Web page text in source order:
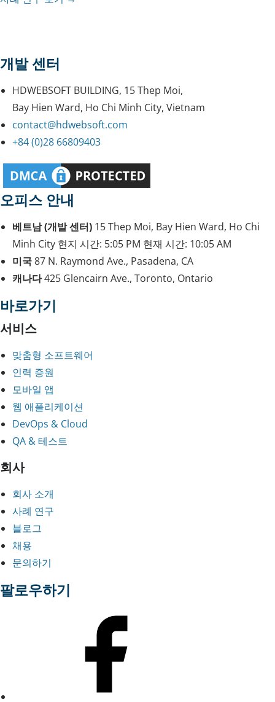
개발 센터
HDWEBSOFT BUILDING, 15 Thep Moi,
Bay Hien Ward, Ho Chi Minh City, Vietnam
contact@hdwebsoft.com
+84 (0)28 66809403
오피스 안내
베트남 (개발 센터) 15 Thep Moi, Bay Hien Ward, Ho Chi
Minh City 현지 시간: 5:05 PM 현재 시간: 10:05 AM
미국87 N. Raymond Ave., Pasadena, CA
캐나다425 Glencairn Ave., Toronto, Ontario
바로가기
서비스
맞춤형 소프트웨어
인력 증원
모바일 앱
웹 애플리케이션
DevOps & Cloud
QA & 테스트
회사
회사 소개
사례 연구
블로그
채용
문의하기
팔로우하기